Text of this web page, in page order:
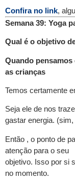
Confira no link,
Semana 39: Yoga
Qual é o objetivo
Quando
as crianças
Temos certamente
Seja ele de nos
gastar energia.
Então , o ponto de
atenção para o seu
objetivo. Isso por si
no momento.